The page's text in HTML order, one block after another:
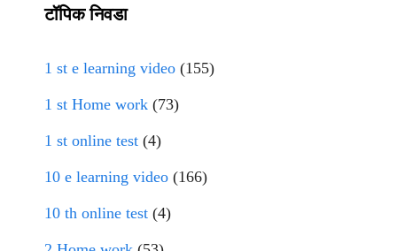
टॉपिक निवडा
1 st e learning video (155)
1 st Home work (73)
1 st online test (4)
10 e learning video (166)
10 th online test (4)